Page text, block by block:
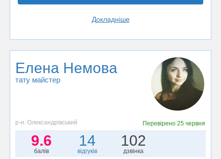
Докладніше
Елена Немова
тату майстер
р-н. Олександрівський Перевірено25 червня
9.6
балів
14
відгуків
102
дзвінка